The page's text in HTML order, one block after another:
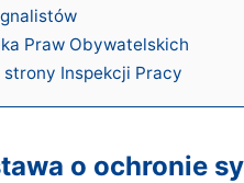
Praw Obywatelskich
strony Inspekcji Pracy
o ochronie